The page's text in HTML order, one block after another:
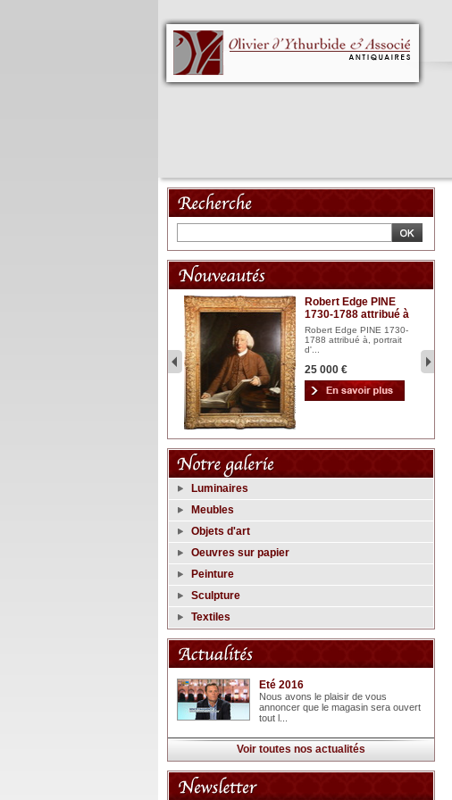
Robert Edge PINE
1730-1788 attribué à
Robert Edge PINE 1730-
1788 attribué à, portrait
d'...
25 000 €
Luminaires
Meubles
Objets d'art
Oeuvres sur papier
Peinture
Sculpture
Textiles
Eté 2016
Nous avons le plaisir de vous
annoncer que le magasin sera ouvert
tout l...
Voir toutes nos actualités